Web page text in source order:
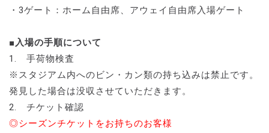
・3ゲート：ホーム自由席、アウェイ自由席入場ゲート
■入場の手順について
1. 手荷物検査
※スタジアム内へのビン・カン類の持ち込みは禁止です。
発見した場合は没収させていただきます。
2. チケット確認
◎シーズンチケットをお持ちのお客様